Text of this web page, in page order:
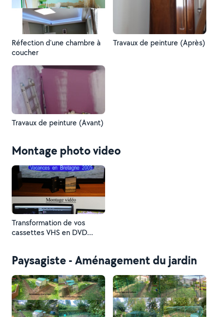
Réfection d'une chambre à
coucher
Travaux de peinture (Après)
Travaux de peinture (Avant)
Montage photo video
Transformation de vos
cassettes VHS en DVD
Paysagiste - Aménagement du jardin